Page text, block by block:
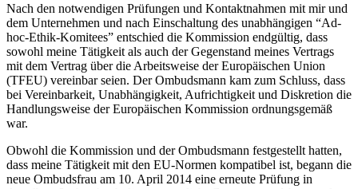
Nach den notwendigen Prüfungen und Kontaktnahmen mit mir und
dem Unternehmen und nach Einschaltung des unabhängigen “Ad-
hoc-Ethik-Komitees” entschied die Kommission endgültig, dass
sowohl meine Tätigkeit als auch der Gegenstand meines Vertrags
mit dem Vertrag über die Arbeitsweise der Europäischen Union
(TFEU) vereinbar seien. Der Ombudsmann kam zum Schluss, dass
bei Vereinbarkeit, Unabhängigkeit, Aufrichtigkeit und Diskretion die
Handlungsweise der Europäischen Kommission ordnungsgemäß
war.
Obwohl die Kommission und der Ombudsmann festgestellt hatten,
dass meine Tätigkeit mit den EU-Normen kompatibel ist, begann die
neue Ombudsfrau am 10. April 2014 eine erneute Prüfung in